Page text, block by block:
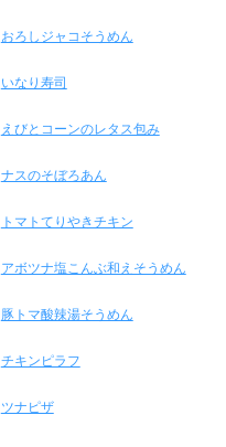
おろしジャコそうめん
いなり寿司
えびとコーンのレタス包み
ナスのそぼろあん
トマトてりやきチキン
アボツナ塩こんぶ和えそうめん
豚トマ酸辣湯そうめん
チキンピラフ
ツナピザ